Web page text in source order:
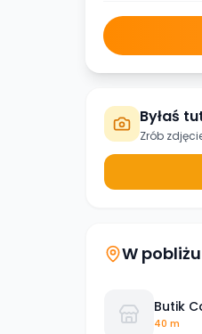
Byłaś
Zrób
W pobliżu
Butik
40 m